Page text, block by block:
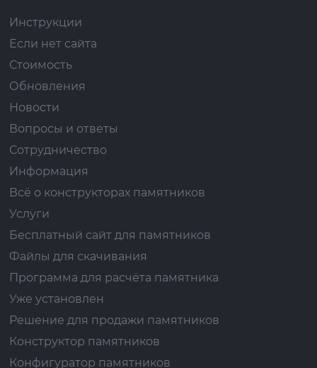
Инструкции
Если нет сайта
Стоимость
Обновления
Новости
Вопросы и ответы
Сотрудничество
Информация
Всё о конструкторах памятников
Услуги
Бесплатный сайт для памятников
Файлы для скачивания
Программа для расчёта памятника
Уже установлен
Решение для продажи памятников
Конструктор памятников
Конфигуратор памятников